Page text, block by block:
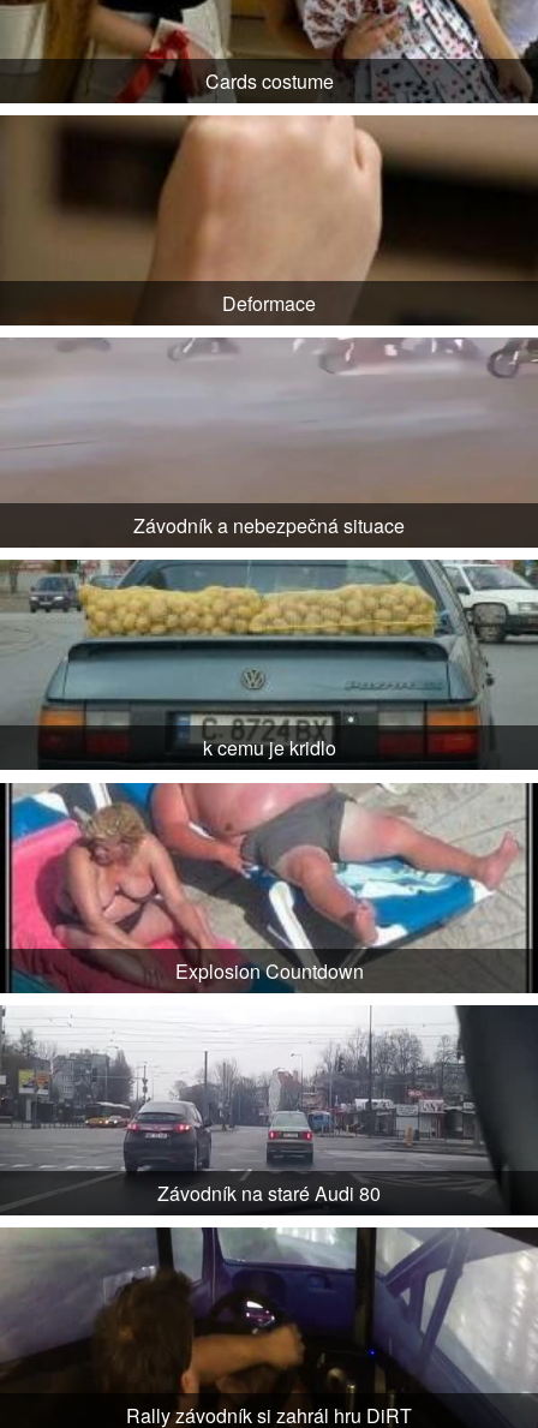
Cards costume
Deformace
Závodník a nebezpečná situace
k cemu je kridlo
Explosion Countdown
Závodník na staré Audi 80
Rally závodník si zahrál hru DiRT